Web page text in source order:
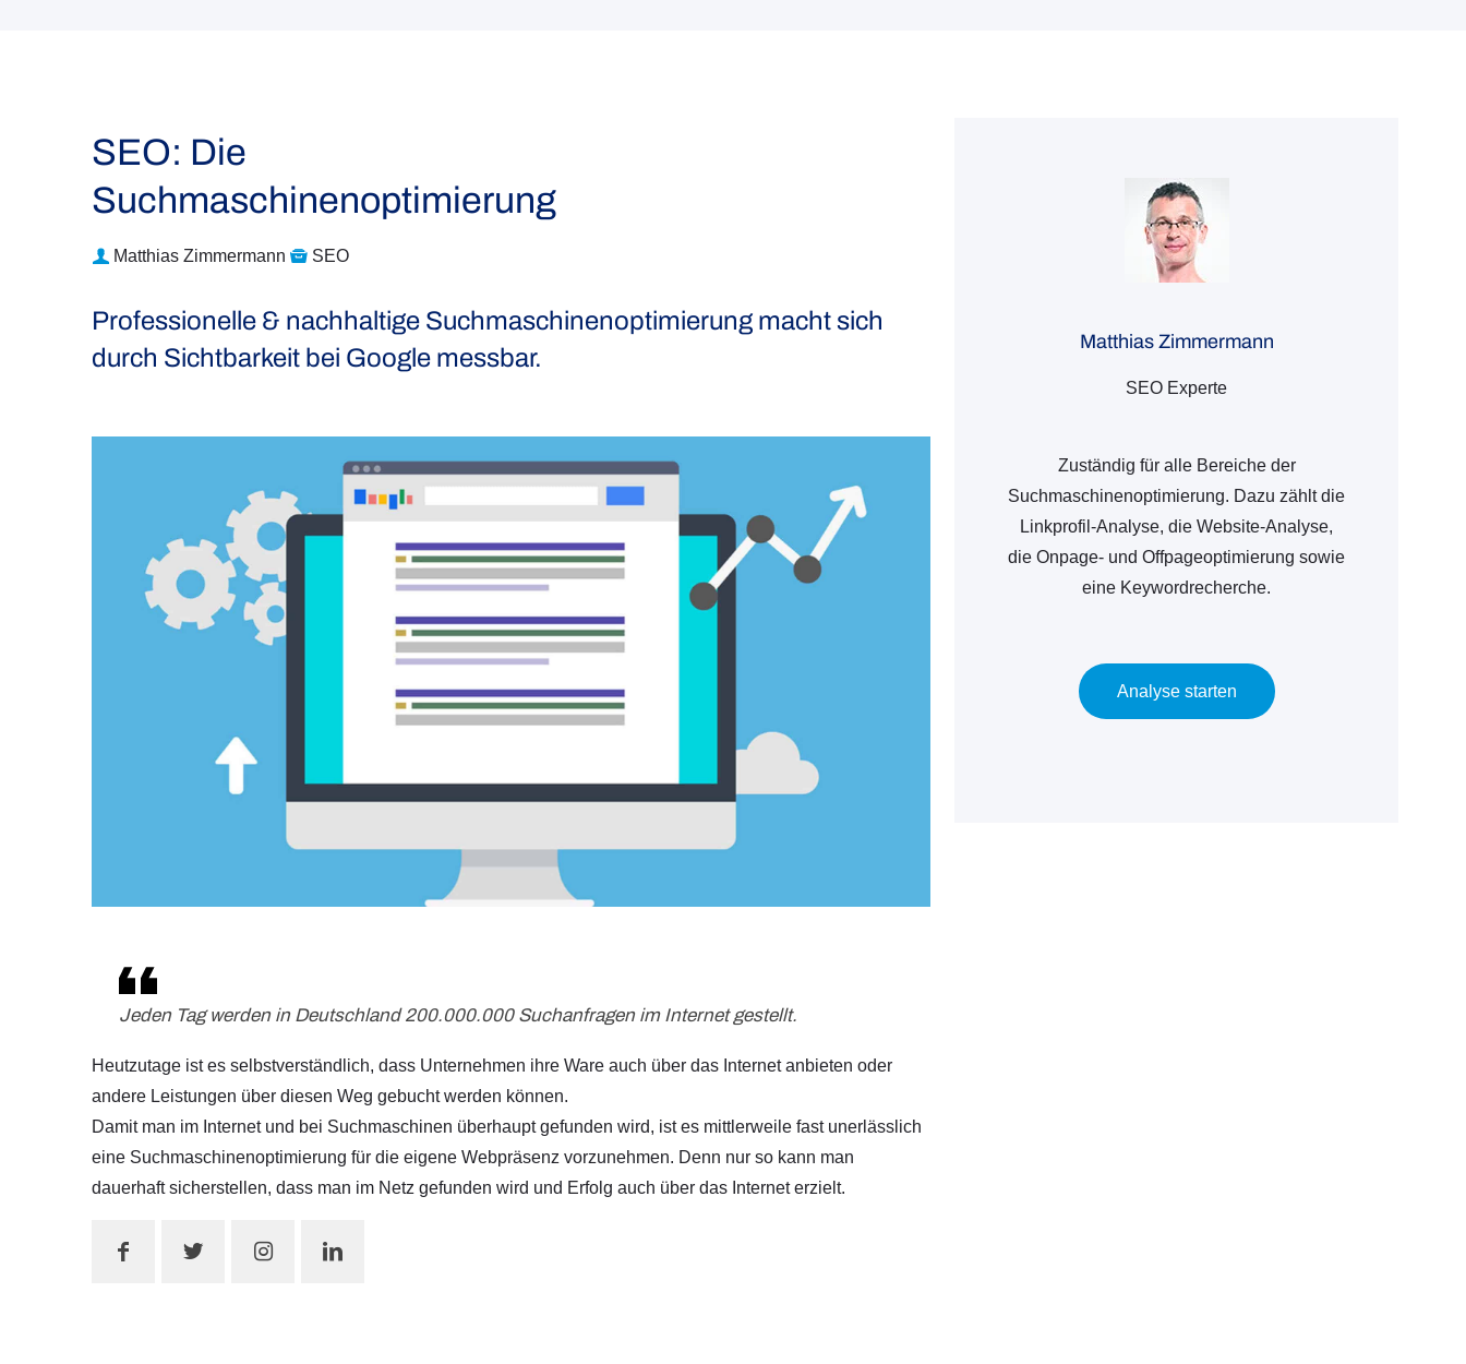
SEO: Die
Suchmaschinenoptimierung
Matthias Zimmermann SEO
Professionelle & nachhaltige Suchmaschinenoptimierung macht sich
durch Sichtbarkeit bei Google messbar.
Jeden Tag werden in Deutschland 200.000.000 Suchanfragen im Internet gestellt.
Heutzutage ist es selbstverständlich, dass Unternehmen ihre Ware auch über das Internet anbieten oder
andere Leistungen über diesen Weg gebucht werden können.
Damit man im Internet und bei Suchmaschinen überhaupt gefunden wird, ist es mittlerweile fast unerlässlich
eine Suchmaschinenoptimierung für die eigene Webpräsenz vorzunehmen. Denn nur so kann man
dauerhaft sicherstellen, dass man im Netz gefunden wird und Erfolg auch über das Internet erzielt.
Matthias Zimmermann
SEO Experte
Zuständig für alle Bereiche der
Suchmaschinenoptimierung. Dazu zählt die
Linkprofil-Analyse, die Website-Analyse,
die Onpage- und Offpageoptimierung sowie
eine Keywordrecherche.
Analyse starten